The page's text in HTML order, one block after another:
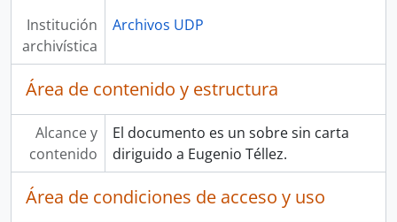
Institución
archivística
Archivos UDP
Área de contenido y estructura
Alcance y
contenido
El documento es un sobre sin carta
diriguido a Eugenio Téllez.
Área de condiciones de acceso y uso